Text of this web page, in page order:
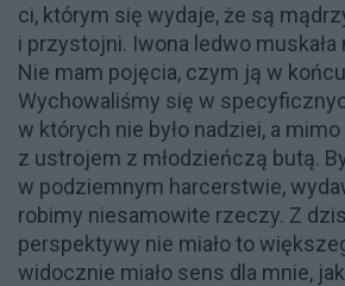
ci, którym się wydaje, że są
i przystojni. Iwona ledwo
Nie mam pojęcia, czym ją w
Wychowaliśmy się w
w których nie było nadziei, a
z ustrojem z młodzieńczą butą.
w podziemnym harcerstwie,
robimy niesamowite rzeczy. Z
perspektywy nie miało to
widocznie miało sens dla mnie,